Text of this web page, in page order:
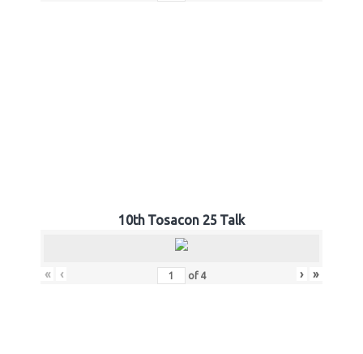
10th Tosacon 25 Talk
« ‹ of 4 › »